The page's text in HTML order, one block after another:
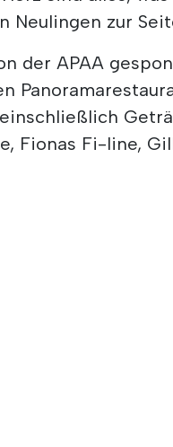
Neulingen zur
der APAA
Fionas Fi-line,